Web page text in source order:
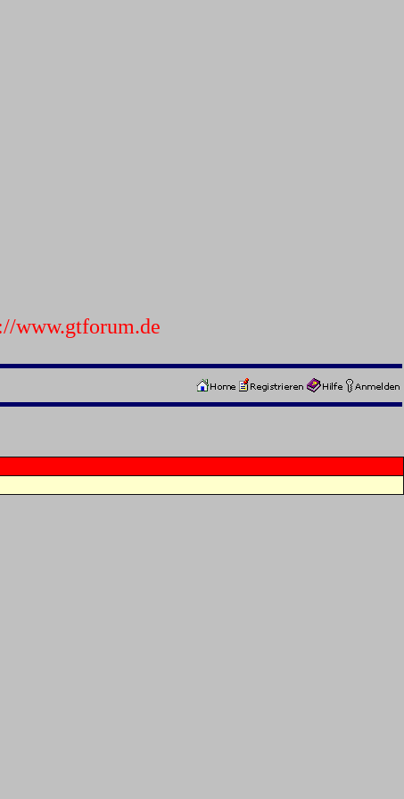
www.gtforum.de